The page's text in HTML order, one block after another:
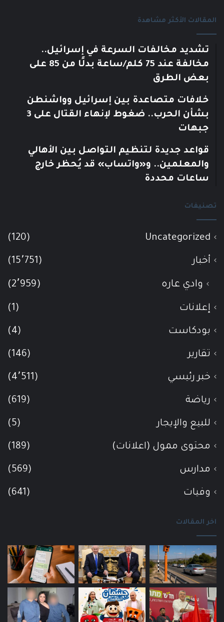
المقالات الأكثر مشاهدة
تشديد مخالفات السرعة في إسرائيل..
مخالفة عند 75 كلم/ساعة بدلًا من 85 على
بعض الطرق
خلافات متصاعدة بين إسرائيل وواشنطن
بشأن الحرب.. ضغوط لإنهاء القتال على 3
جبهات
قواعد جديدة لتنظيم التواصل بين الأهالي
والمعلمين.. و«واتساب» قد يُحظر خارج
ساعات محددة
تصنيفات
Uncategorized
(120)
أخبار (15٬751)
وادي عاره (2٬959)
إعلانات (1)
بودكاست (4)
تقارير (146)
خبر رئيسي (4٬511)
رياضة (619)
للبيع والإيجار (5)
محتوى ممول (اعلانات) (189)
مدارس (569)
وفيات (641)
اخر المقالات